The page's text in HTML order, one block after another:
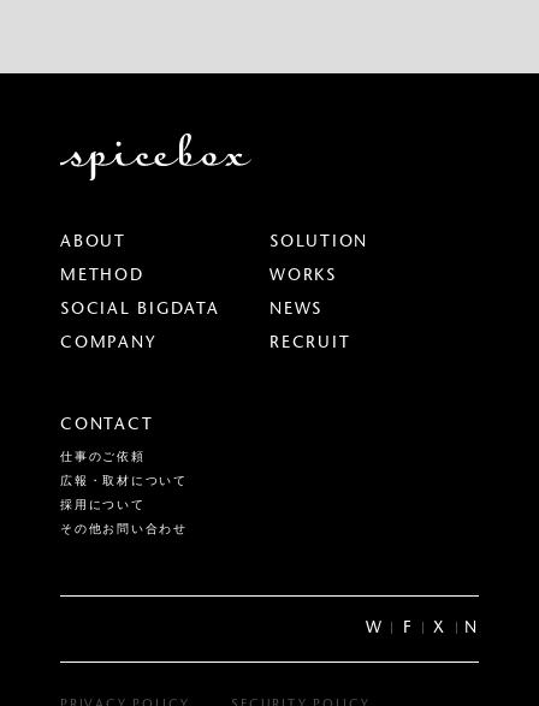
ABOUT
SOLUTION
METHOD
WORKS
SOCIAL BIGDATA
NEWS
COMPANY
RECRUIT
CONTACT
仕事のご依頼
広報・取材について
採用について
その他お問い合わせ
W F X N